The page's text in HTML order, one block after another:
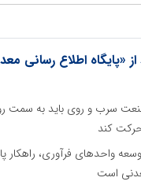
از «پایگاه اطلاع رسانی
سرب و روی باید به سمت
کند
واحدهای فرآوری، راهکار
است